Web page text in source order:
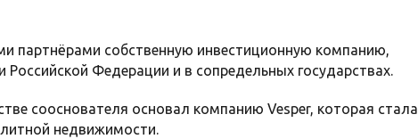
партнёрами собственную инвестиционную компанию,
Федерации и в сопредельных государствах.
сооснователя основал компанию Vesper, которая стала
недвижимости.